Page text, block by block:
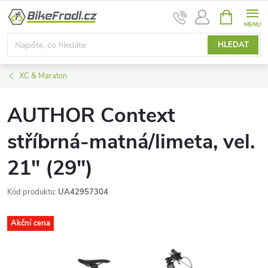
Přejít
obsah
HLEDAT
NÁKUPNÍ
KOŠÍK
XC & Maraton
AUTHOR Context
stříbrná-matná/limeta, vel.
21" (29")
Kód produktu: UA42957304
Akční cena